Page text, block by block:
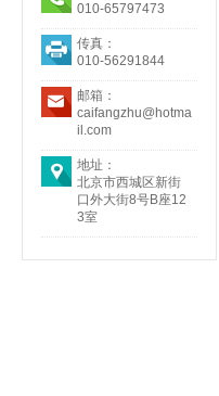
010-65797473
传真：
010-56291844
邮箱：
caifangzhu@hotma
il.com
地址：
北京市西城区新街
口外大街8号B座12
3室